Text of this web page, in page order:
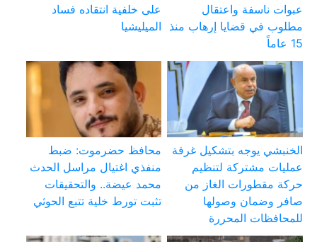
عبوات ناسفة واعتقال
مطلوب في قضايا إرهاب منذ
15 عاماً
على خلفية انتقاده فساد
الميليشيا
الخنبشي يوجه بتشكيل غرفة
عمليات مشتركة لتنظيم
حركة مقطورات الغاز من
صافر وضمان وصولها
للمحافظات المحررة
محافظ حضرموت: ضبط
منفذي اغتيال مراسل الحدث
محمد عيضة.. والتحقيقات
تثبت تورط خلية تتبع الحوثي